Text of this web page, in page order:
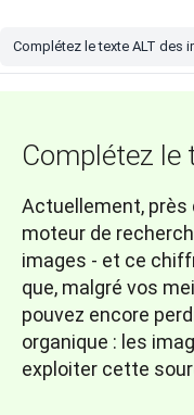
Complétez le texte ALT des
Complétez le
Actuellement, près
moteur de
images - et ce
que, malgré vos
pouvez encore
organique : les
exploiter cette